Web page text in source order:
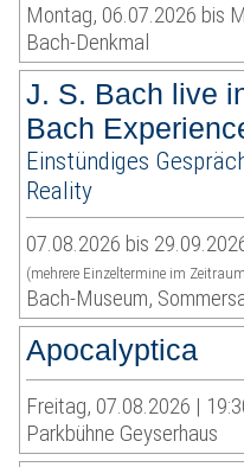
Montag, 06.07.2026 bis
Bach-Denkmal
J. S. Bach live
Bach
Einstündiges
Reality
07.08.2026 bis
(mehrere Einzeltermine im
Bach-Museum,
Apocalyptica
Freitag, 07.08.2026 |
Parkbühne Geyserhaus